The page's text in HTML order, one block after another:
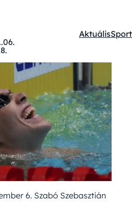
Kategóriák:
AktuálisSport
6. Szabó Szebasztián